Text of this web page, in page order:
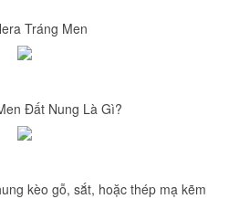
Tráng Men
Đất Nung Là Gì?
kèo gỗ, sắt, hoặc thép mạ kẽm